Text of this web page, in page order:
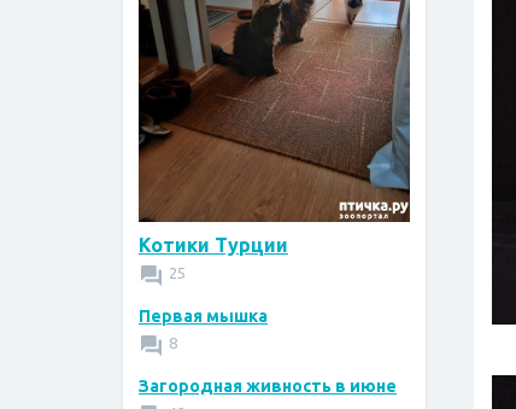
Котики Турции
25
Первая мышка
8
Загородная живность в июне